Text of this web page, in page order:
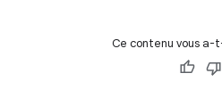
Ce contenu vous